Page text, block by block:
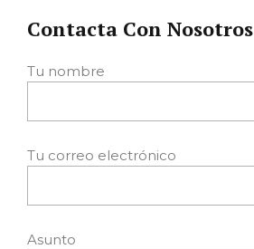
Contacta Con Nosotros
Tu nombre
Tu correo electrónico
Asunto